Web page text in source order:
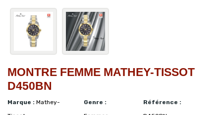
MONTRE FEMME MATHEY-TISSOT
D450BN
Marque : Mathey-
Genre :
Référence :